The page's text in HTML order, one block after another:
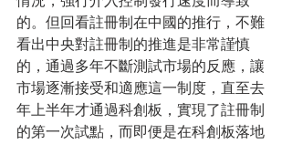
的。但回看註冊制在中國的推行，不難
看出中央對註冊制的推進是非常謹慎
的，通過多年不斷測試市場的反應，讓
市場逐漸接受和適應這一制度，直至去
年上半年才通過科創板，實現了註冊制
的第一次試點，而即便是在科創板落地